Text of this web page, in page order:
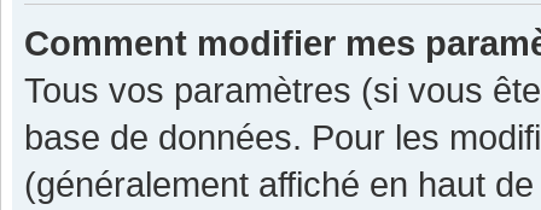
Comment modifier mes
Tous vos paramètres (si vous
base de données. Pour les
(généralement affiché en haut